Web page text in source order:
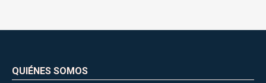
QUIÉNES SOMOS